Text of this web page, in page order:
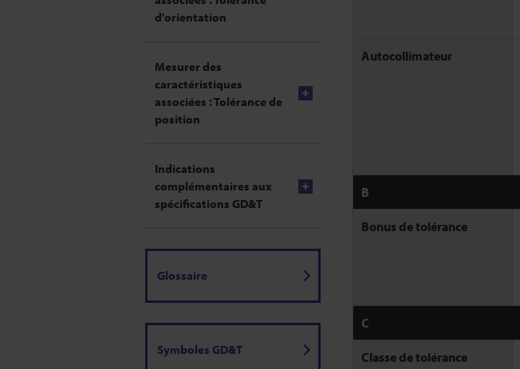
Autocollimateur
B
Bonus de tolérance
C
Classe de tolérance
d'orientation
Mesurer des
caractéristiques
associées : Tolérance de
position
Indications
complémentaires aux
spécifications GD&T
Glossaire
Symboles GD&T